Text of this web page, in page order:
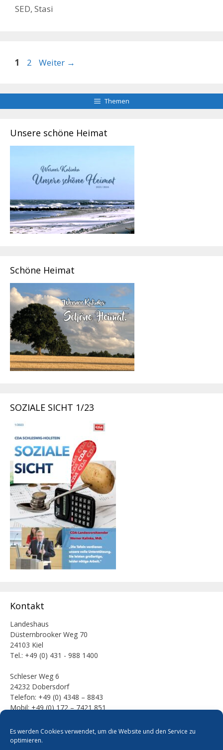
Es werden Cookies verwendet, um die Website und den Service zu
optimieren.
SED, Stasi
Seite
1 Seite
2 Weiter →
Themen
Unsere schöne Heimat
Schöne Heimat
SOZIALE SICHT 1/23
Kontakt
Landeshaus
Düsternbrooker Weg 70
24103 Kiel
Tel.: +49 (0) 431 - 988 1400
Schleser Weg 6
24232 Dobersdorf
Telefon: +49 (0) 4348 – 8843
Mobil: +49 (0) 172 – 7421 851
E-Mail:
mail [at] werner-kalinka [dot] de